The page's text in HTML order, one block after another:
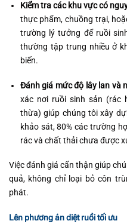
Kiểm tra các khu vực có
thực phẩm, chuồng trại,
trường lý tưởng để ruồi
thường tập trung nhiều ở
biến.
Đánh giá mức độ lây lan và
xác nơi ruồi sinh sản (rác
thừa) giúp chúng tôi xây
khảo sát, 80% các trường
rác và chất thải chưa được
Việc đánh giá cẩn thận giúp
quả, không chỉ loại bỏ côn
phát.
Lên phương án diệt ruồi tối ưu